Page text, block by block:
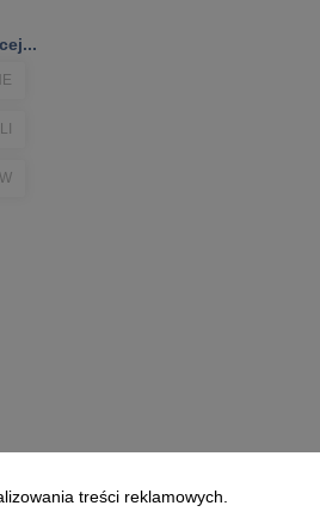
treści reklamowych.